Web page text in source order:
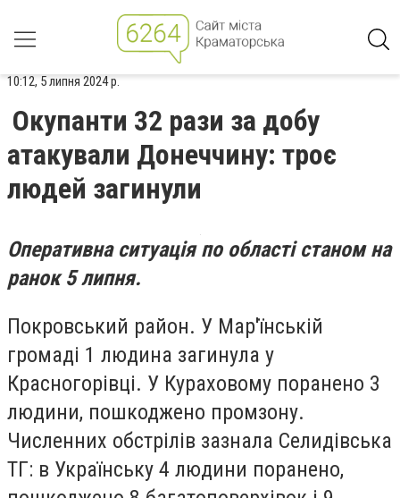
10:12, 5 липня 2024 р.
Окупанти 32 рази за добу
атакували Донеччину: троє
людей загинули
Оперативна ситуація по області станом на
ранок 5 липня.
Покровський район. У Мар'їнській
громаді 1 людина загинула у
Красногорівці. У Кураховому поранено 3
людини, пошкоджено промзону.
Численних обстрілів зазнала Селидівська
ТГ: в Українську 4 людини поранено,